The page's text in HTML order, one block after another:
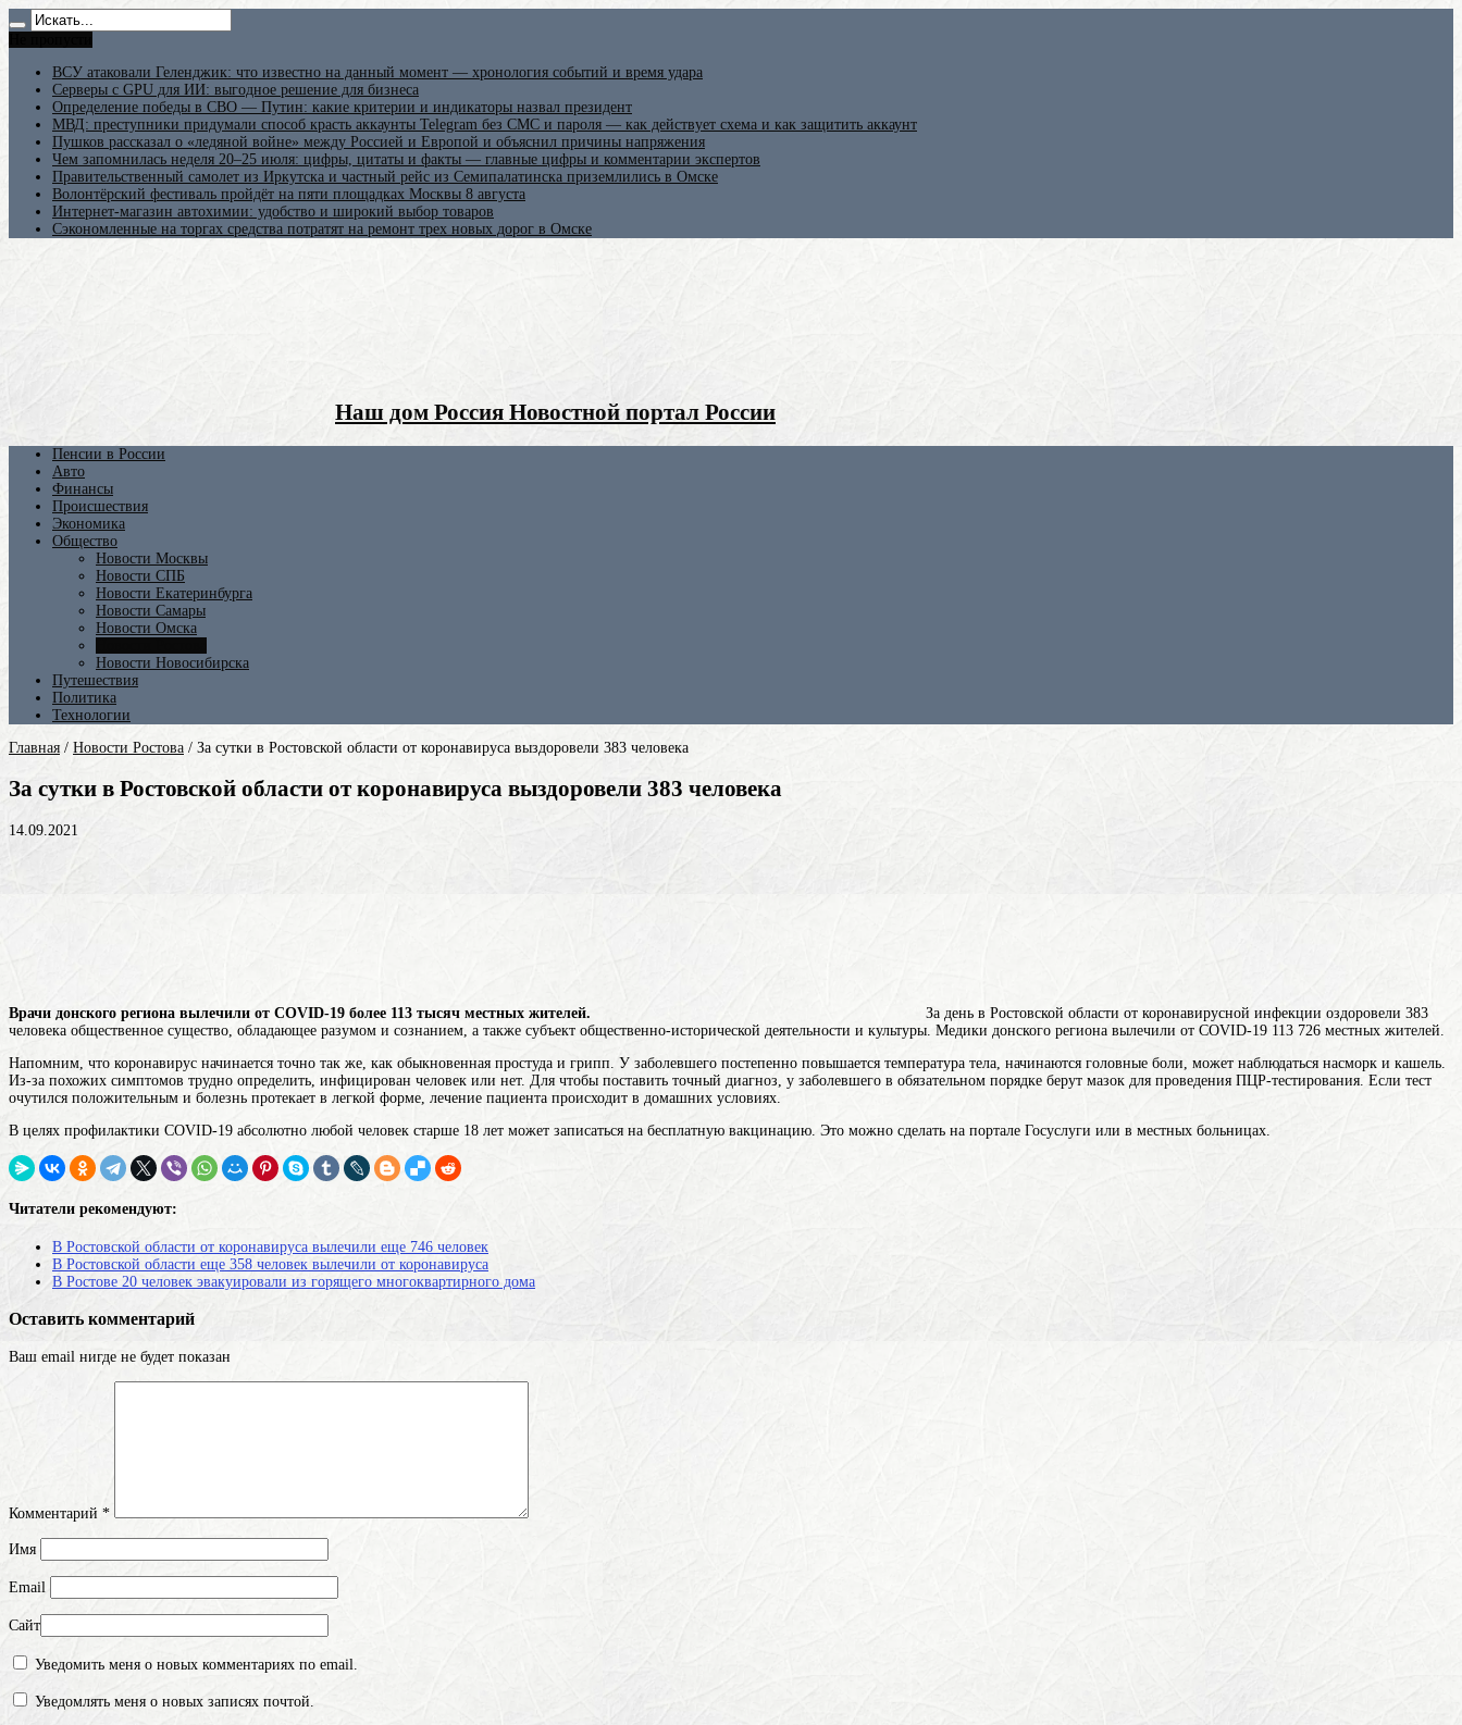
ВСУ атаковали Геленджик: что известно на данный момент — хронология событий и время удара
Серверы с GPU для ИИ: выгодное решение для бизнеса
Определение победы в СВО — Путин: какие критерии и индикаторы назвал президент
МВД: преступники придумали способ красть аккаунты Telegram без СМС и пароля — как действует схема и как защитить аккаунт
Пушков рассказал о «ледяной войне» между Россией и Европой и объяснил причины напряжения
Чем запомнилась неделя 20–25 июля: цифры, цитаты и факты — главные цифры и комментарии экспертов
Правительственный самолет из Иркутска и частный рейс из Семипалатинска приземлились в Омске
Волонтёрский фестиваль пройдёт на пяти площадках Москвы 8 августа
Интернет-магазин автохимии: удобство и широкий выбор товаров
Сэкономленные на торгах средства потратят на ремонт трех новых дорог в Омске
Наш дом Россия Новостной портал России
Пенсии в России
Авто
Финансы
Происшествия
Экономика
Общество
Новости Москвы
Новости СПБ
Новости Екатеринбурга
Новости Самары
Новости Омска
Новости Новосибирска
Путешествия
Политика
Технологии
Главная / Новости Ростова / За сутки в Ростовской области от коронавируса выздоровели 383 человека
За сутки в Ростовской области от коронавируса выздоровели 383 человека
14.09.2021
Врачи донского региона вылечили от COVID-19 более 113 тысяч местных жителей.
За день в Ростовской области от коронавирусной инфекции оздоровели 383
человека общественное существо, обладающее разумом и сознанием, а также субъект общественно-исторической деятельности и культуры . Медики донского региона вылечили от COVID-19 113 726 местных жителей.
Напомним, что коронавирус начинается точно так же, как обыкновенная простуда и грипп. У заболевшего постепенно повышается температура тела, начинаются головные боли, может наблюдаться насморк и кашель.
Из-за похожих симптомов трудно определить, инфицирован человек или нет. Для чтобы поставить точный диагноз, у заболевшего в обязательном порядке берут мазок для проведения ПЦР-тестирования. Если тест
очутился положительным и болезнь протекает в легкой форме, лечение пациента происходит в домашних условиях.
В целях профилактики COVID-19 абсолютно любой человек старше 18 лет может записаться на бесплатную вакцинацию. Это можно сделать на портале Госуслуги или в местных больницах.
Читатели рекомендуют:
В Ростовской области от коронавируса вылечили еще 746 человек
В Ростовской области еще 358 человек вылечили от коронавируса
В Ростове 20 человек эвакуировали из горящего многоквартирного дома
Оставить комментарий
Ваш email нигде не будет показан
Комментарий *
Имя
Email
Сайт
Уведомить меня о новых комментариях по email.
Уведомлять меня о новых записях почтой.